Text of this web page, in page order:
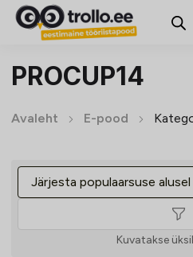
PROCUP14
Avaleht E-pood
Kuvatakse